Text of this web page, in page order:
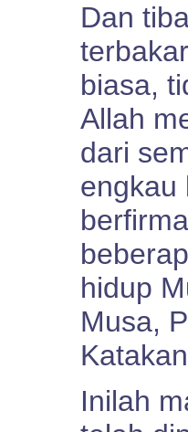
Dan
biasa,
Allah
dari
engkau
hidup
Musa,
Inilah